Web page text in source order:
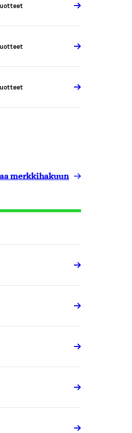
merkkihakuun